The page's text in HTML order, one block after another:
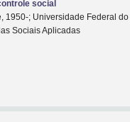
social
1950-; Universidade Federal do
Sociais Aplicadas